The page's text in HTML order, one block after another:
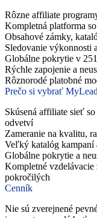
Rôzne affiliate
Kompletná platforma
Obsahové zámky,
Sledovanie výkonnosti
Globálne pokrytie v
Rýchle zapojenie a
Rôznorodé platobné
Prečo si vybrať
Skúsená affiliate sieť
odvetví
Zameranie na kvalitu,
Veľký katalóg kampaní
Globálne pokrytie a
Kompletné
pokročilých
Cenník
Nie sú zverejnené